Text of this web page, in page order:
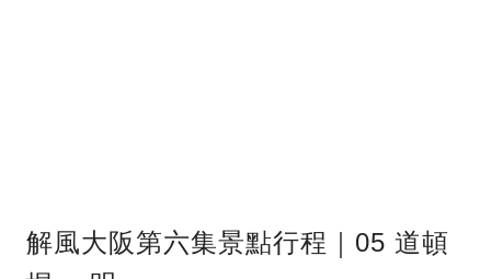
解風大阪第六集景點行程｜05 道頓